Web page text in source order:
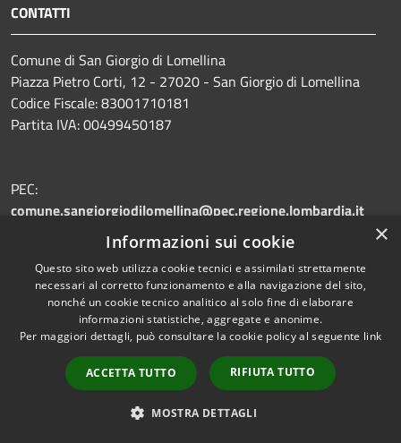
CONTATTI
Comune di San Giorgio di Lomellina
Piazza Pietro Corti, 12 - 27020 - San Giorgio di Lomellina
Codice Fiscale: 83001710181
Partita IVA: 00499450187
PEC:
comune.sangiorgiodilomellina@pec.regione.lombardia.it
Centralino Unico: 0384 43010
Prenotazione appuntamento
Segnalazione disservizio
Leggi le FAQ
×
Informazioni sui cookie
Questo sito web utilizza cookie tecnici e assimilati strettamente
necessari al corretto funzionamento e alla navigazione del sito,
nonché un cookie tecnico analitico al solo fine di elaborare
informazioni statistiche, aggregate e anonime.
Per maggiori dettagli, può consultare la cookie policy al seguente link
ACCETTA TUTTO RIFIUTA TUTTO
MOSTRA DETTAGLI